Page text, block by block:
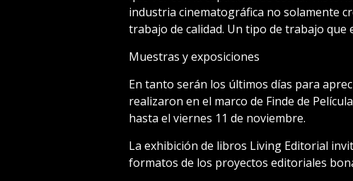
industria cinematográfica no solamente
trabajo de calidad. Un tipo de trabajo que
Muestras y exposiciones
En tanto serán los últimos días para
realizaron en el marco de Finde de
hasta el viernes 11 de noviembre.
La exhibición de libros Living Editorial
formatos de los proyectos editoriales